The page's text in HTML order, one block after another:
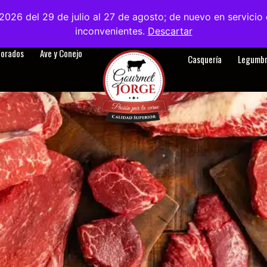
del 29 de julio al 27 de agosto; de nuevo en
inconvenientes. Descartar
Sobre nosotros Blog Contacto ES
Ave y Conejo Casquería